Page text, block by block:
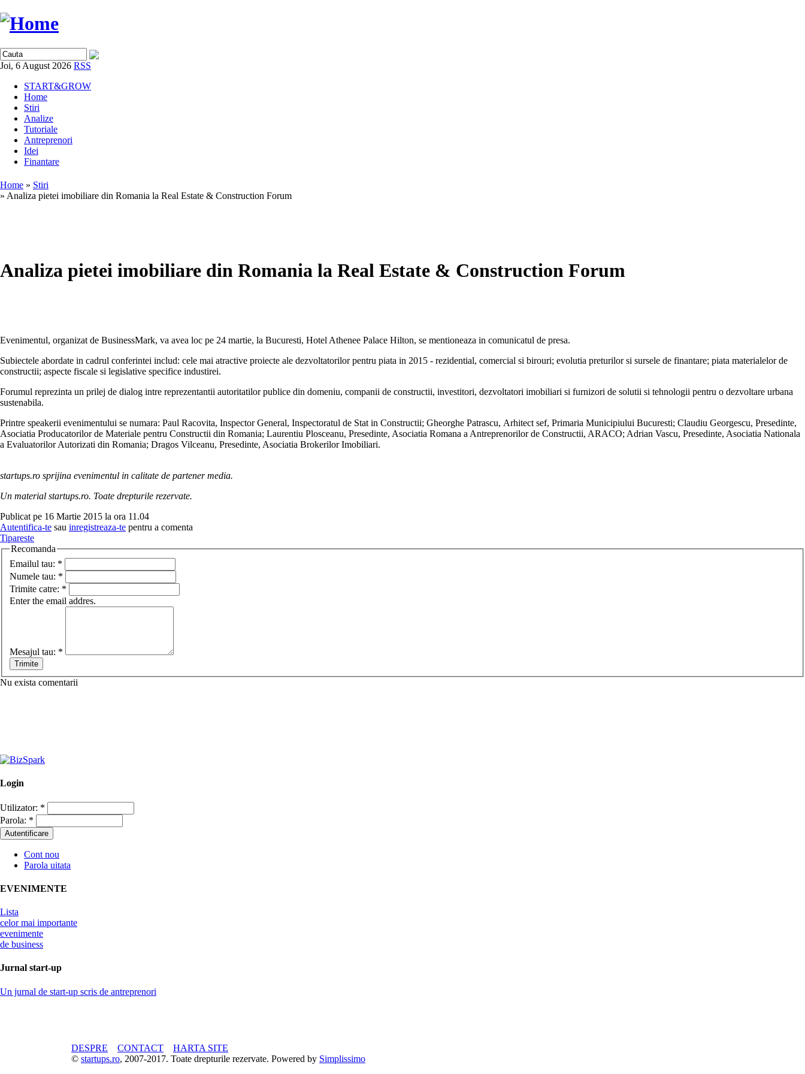
Joi, 6 August 2026 RSS
START&GROW
Home
Stiri
Analize
Tutoriale
Antreprenori
Idei
Finantare
Home » Stiri
» Analiza pietei imobiliare din Romania la Real Estate & Construction Forum
Analiza pietei imobiliare din Romania la Real Estate & Construction Forum
Evenimentul, organizat de BusinessMark, va avea loc pe 24 martie, la Bucuresti, Hotel Athenee Palace Hilton, se mentioneaza in comunicatul de presa.
Subiectele abordate in cadrul conferintei includ: cele mai atractive proiecte ale dezvoltatorilor pentru piata in 2015 - rezidential, comercial si birouri; evolutia preturilor si sursele de finantare; piata materialelor de
constructii; aspecte fiscale si legislative specifice industirei.
Forumul reprezinta un prilej de dialog intre reprezentantii autoritatilor publice din domeniu, companii de constructii, investitori, dezvoltatori imobiliari si furnizori de solutii si tehnologii pentru o dezvoltare urbana
sustenabila.
Printre speakerii evenimentului se numara: Paul Racovita, Inspector General, Inspectoratul de Stat in Constructii; Gheorghe Patrascu, Arhitect sef, Primaria Municipiului Bucuresti; Claudiu Georgescu, Presedinte,
Asociatia Producatorilor de Materiale pentru Constructii din Romania; Laurentiu Plosceanu, Presedinte, Asociatia Romana a Antreprenorilor de Constructii, ARACO; Adrian Vascu, Presedinte, Asociatia Nationala
a Evaluatorilor Autorizati din Romania; Dragos Vilceanu, Presedinte, Asociatia Brokerilor Imobiliari.
startups.ro sprijina evenimentul in calitate de partener media.
Un material startups.ro. Toate drepturile rezervate.
Publicat pe 16 Martie 2015 la ora 11.04
Autentifica-te sau inregistreaza-te pentru a comenta
Tipareste
Recomanda
Emailul tau: *
Numele tau: *
Trimite catre: *
Enter the email addres.
Mesajul tau: *
Nu exista comentarii
Login
Utilizator: *
Parola: *
Cont nou
Parola uitata
EVENIMENTE
Lista
celor mai importante
evenimente
de business
Jurnal start-up
Un jurnal de start-up scris de antreprenori
DESPRE CONTACT
HARTA SITE
© startups.ro, 2007-2017. Toate drepturile rezervate. Powered by Simplissimo